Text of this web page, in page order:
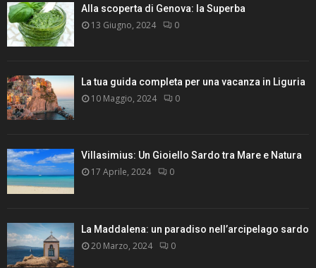
Alla scoperta di Genova: la Superba
13 Giugno, 2024 0
La tua guida completa per una vacanza in Liguria
10 Maggio, 2024 0
Villasimius: Un Gioiello Sardo tra Mare e Natura
17 Aprile, 2024 0
La Maddalena: un paradiso nell’arcipelago sardo
20 Marzo, 2024 0